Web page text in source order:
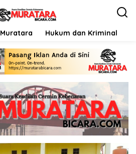
Muratara Hukum dan Kriminal